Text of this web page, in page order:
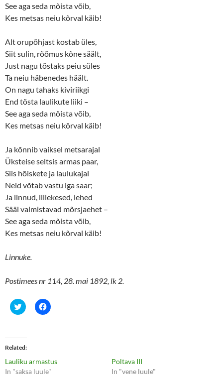
See aga seda mõista võib,
Kes metsas neiu kõrval käib!
Alt orupõhjast kostab üles,
Siit sulin, rõõmus kõne säält,
Just nagu tõstaks peiu süles
Ta neiu häbenedes häält.
On nagu tahaks kiviriikgi
End tõsta laulikute liiki –
See aga seda mõista võib,
Kes metsas neiu kõrval käib!
Ja kõnnib vaiksel metsarajal
Üksteise seltsis armas paar,
Siis hõiskete ja laulukajal
Neid võtab vastu iga saar;
Ja linnud, lillekesed, lehed
Sääl valmistavad mõrsjaehet –
See aga seda mõista võib,
Kes metsas neiu kõrval käib!
Linnuke.
Postimees nr 114, 28. mai 1892, lk 2.
C
l
t
o
s
a
r
e
C
l
h
a
r
e
Related
Lauliku armastus
In "saksa luule"
Poltava III
In "vene luule"